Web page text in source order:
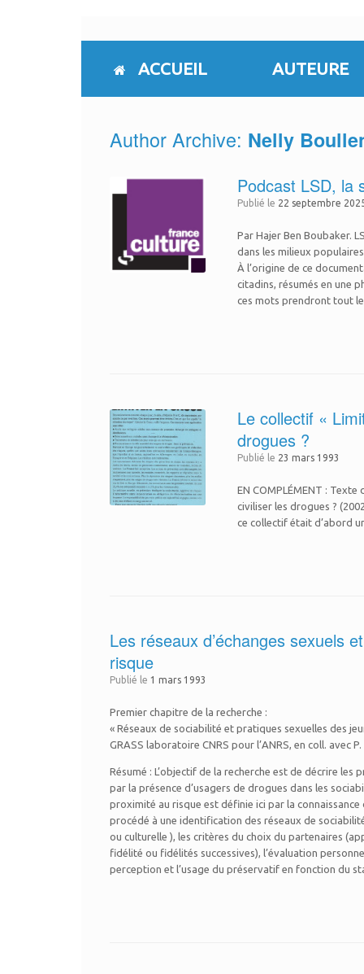
to
ACCUEIL AUTEURE
Author Archive: Nelly
Podcast LSD, la
Publié le 22 septembre
Par Hajer Ben Boubaker.
dans les milieux
À l’origine de ce
citadins, résumés en une
ces mots prendront tout
Le collectif «​
drogues ?
Publié le 23 mars 1993
EN COMPLÉMENT :
civiliser les drogues ?
ce collectif était d’abord
Les réseaux d’échanges sexuels
risque
Publié le 1 mars 1993
Premier chapitre de la recherche :
« Réseaux de sociabilité et pratiques sexuelles des
GRASS laboratoire CNRS pour l’ANRS, en coll. avec P.
Résumé : L’objectif de la recherche est de décrire
par la présence d’usagers de drogues dans les
proximité au risque est définie ici par la
procédé à une identification des réseaux de
ou culturelle ), les critères du choix du partenaires
fidélité ou fidélités successives), l’évaluation
perception et l’usage du préservatif en fonction du